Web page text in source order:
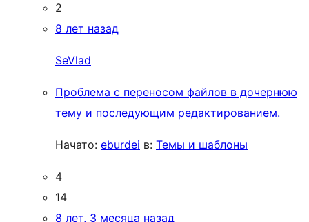
2
8 лет назад
SeVlad
Проблема с переносом файлов в дочернюю
тему и последующим редактированием.
Начато: eburdei в: Темы и шаблоны
4
14
8 лет, 3 месяца назад